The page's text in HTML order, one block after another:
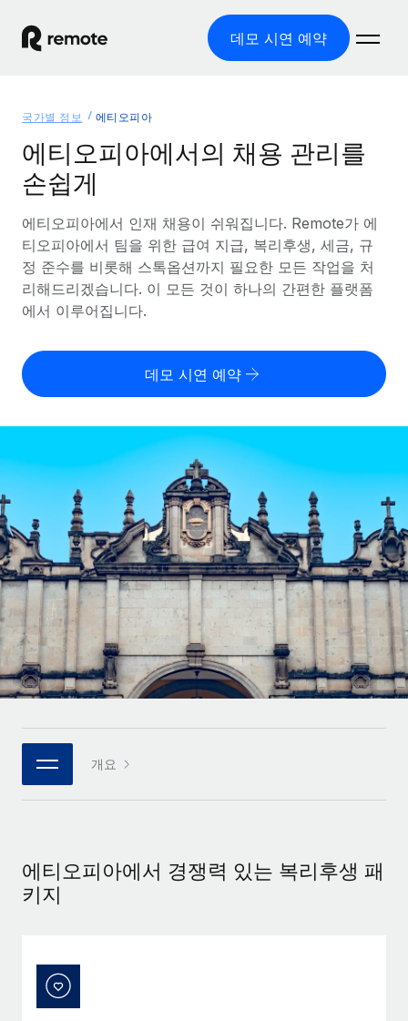
데모 시연 예약
글로벌 고용
글로벌 급여
규정을 준수하며 급여 지급을 손쉽게 처리
기록상 고용주(EOR)
법인 설립 비용 없이 전 세계로 사업을 확장
복잡한 고용 업무를 아웃소싱
인프라
Remote 통합
HR을 워크플로에 매끄럽게 통합
플랫폼
팀을 위한 통합된 핵심 HR 기능
연결 새로운
통합
핵심 비즈니스 도구로 프로세스를 간소화
글로벌 인사 및 규정 준수 업무 처리에 전문가 지원 제공
Compliance Watchtower
규정 준수 관련 위험에 선제적으로 대응
솔루션
글로벌 서비스 제공
국가별 정보
국가별 글로벌 채용 지원 알아보기
미국 주별 정보
Remote와 다른 솔루션 비교
다른 업체들과 비교해보기
스타트업
성장하는 기업을 위한 민첩한 글로벌 HR 및 급여 솔루션
중견기업
맞춤형 HR 솔루션으로 팀 확장
엔터프라이즈
대기업을 위한 글로벌 HR
REMOTE 파트너 되기
플랫폼에 글로벌 HR을 유연하게 통합
Remote와의 파트너십 기회 탐색
리소스
도구 및 계산기
오분류 리스크 평가 도구
국가별 총 인건비 계산
글로벌 계약직을 위한 통화 옵션과 지급 소요 시간 확인
REMOTE와 함께 배우기
리서치 및 가이드
사례 연구
HR 용어집
체크리스트 및 템플릿
직무 설명 라이브러리
이벤트
인사이트 센터
지원받기
블로그
요금
한국어
English
Français
Deutsch
Español
Italiano
Português (Portugal)
한국어
로그인
국가별 정보 에티오피아
에티오피아에서의 채용 관리를
손쉽게
에티오피아에서 인재 채용이 쉬워집니다. Remote가 에
티오피아에서 팀을 위한 급여 지급, 복리후생, 세금, 규
정 준수를 비롯해 스톡옵션까지 필요한 모든 작업을 처
리해드리겠습니다. 이 모든 것이 하나의 간편한 플랫폼
에서 이루어집니다.
데모 시연 예약
개요
에티오피아에서 경쟁력 있는 복리후생 패
키지